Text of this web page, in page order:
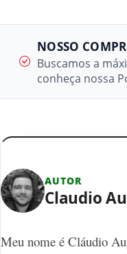
NOSSO
Buscamos a
conheça nossa
AUTOR
Claudio
Meu nome é Cláudio